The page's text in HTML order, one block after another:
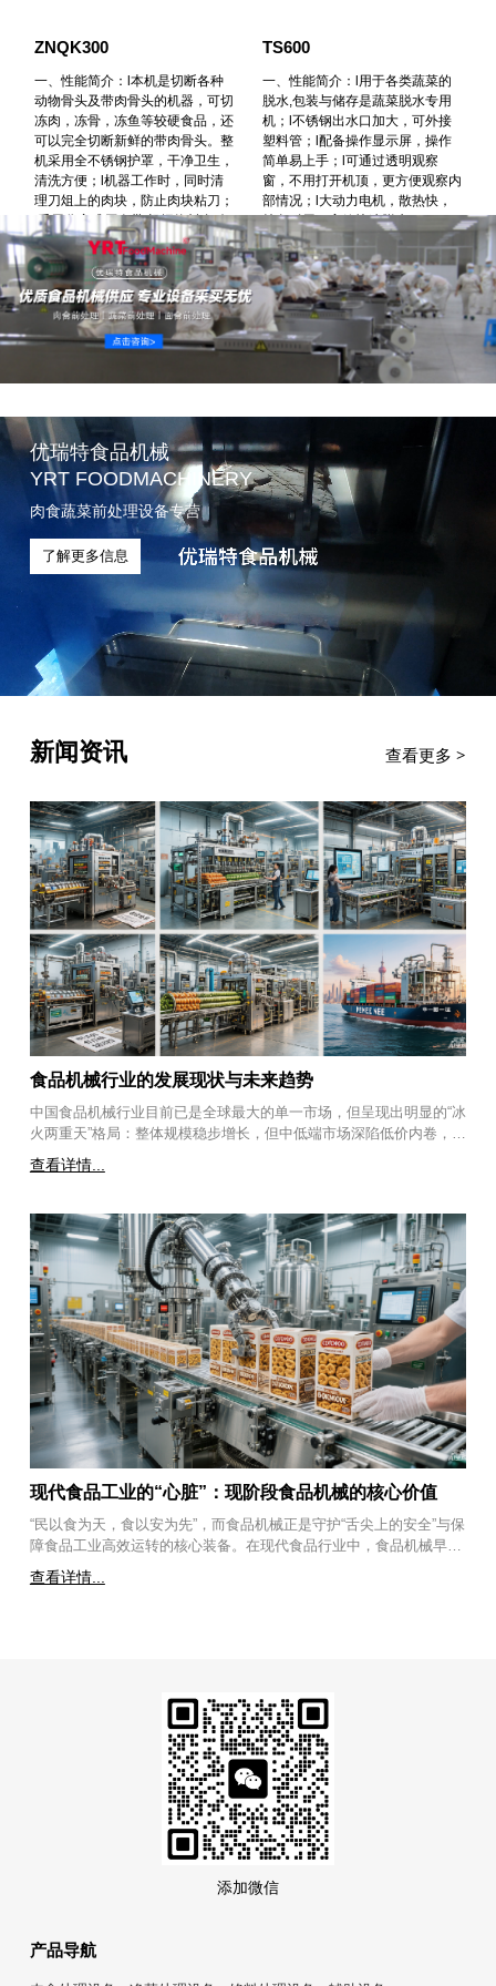
JG280
一、性能简介：l该机采用锋利锯
齿刀，背带式传动锯条，大功率电
机，稳定高效更耐用，确保切割不
卡肉，产生的肉屑少，可切割骨
类、冷冻肉和根茎类蔬菜，加厚加
宽工作台，推拉翻转轻松自如，还
配有调节板和刻度标记性，精确调
节切割厚度，更有滑台和推杆两种
推料方式、急停开关等，确保操作
安全。
KT30
性能简介：l该机为可拆式独立刀
组，由切刀、刀辊和刀梳组成，刀
组宽度可定制，一次开条，二次切
块，适用于五花肉鸡鸡肉和鱼肉等
多种肉类的开条切块，输送带防跑
偏设计，输送速度可调，更采取易
可折叠设计，清洗方便开盖急停保
护装置，确保人员作业安全，备
注:有平滑刀(鲜肉)和锯齿刀(禽类
加工)可选。
优瑞特食品机械
YRT FOODMACHINERY
肉食蔬菜前处理设备专营
了解更多信息
新闻资讯 查看更多>
食品机械行业的发展现状与未来趋势
中国食品机械行业目前已是全球最大的单一市场，但呈现出明显的“冰
火两重天”格局：整体规模稳步增长，但中低端市场深陷低价内卷，高
端精密与整线集成设备仍依赖进口或由头部企业主导。一、 行业发展
现状市场规模持续扩张：2025年中国食品机械市场规模已达1270.5亿
查看详情...
现代食品工业的“心脏”：现阶段食品机械的核心价值
“民以食为天，食以安为先”，而食品机械正是守护“舌尖上的安全”与保
障食品工业高效运转的核心装备。在现代食品行业中，食品机械早已
超越了简单的“工具”范畴，它是食品工业的重要组成部分，是实现规
模化生产、保障质量安全、应对消费升级以及推动产业绿色化的基
查看详情...
添加微信
产品导航